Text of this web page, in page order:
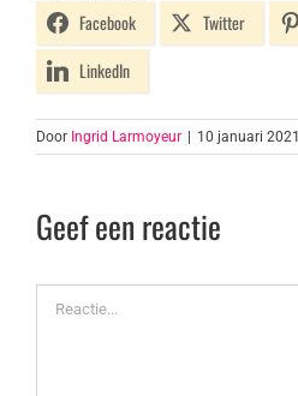
Facebook
Twitter
LinkedIn
Door Ingrid Larmoyeur 10 januari 2021
Geef een reactie